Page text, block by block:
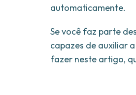
automaticamente.
Se você faz parte
capazes de auxiliar
fazer neste artigo,